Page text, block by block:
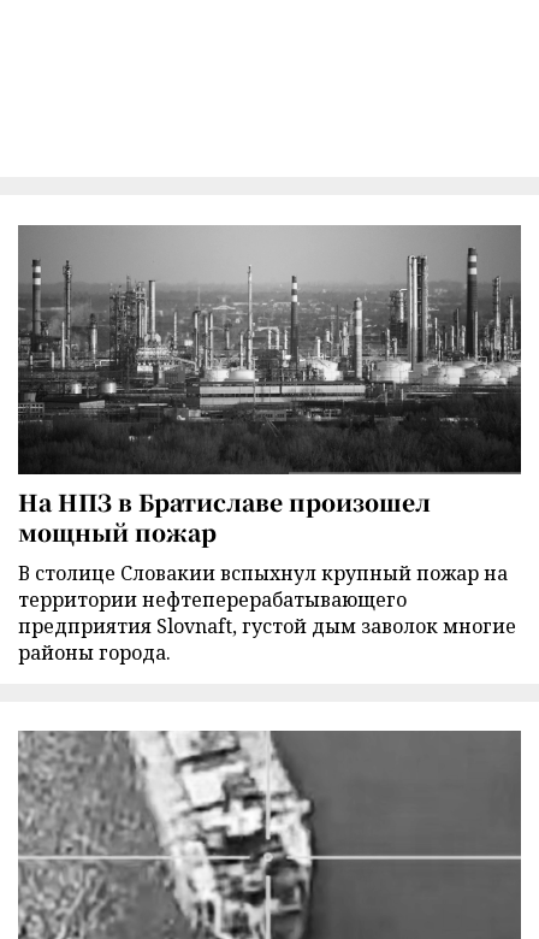
На НПЗ в Братиславе произошел
мощный пожар
В столице Словакии вспыхнул крупный пожар на
территории нефтеперерабатывающего
предприятия Slovnaft, густой дым заволок многие
районы города.